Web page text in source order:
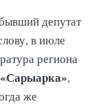
депутат
в июле
региона
,
же